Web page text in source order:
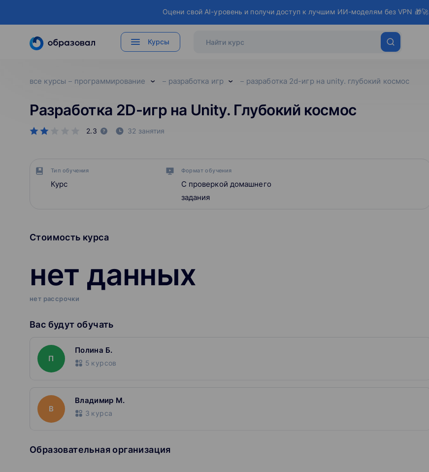
Оцени свой AI-уровень и получи доступ к лучшим ИИ-моделям без VPN 🎁🚀
Курсы
все курсы программирование разработка игр разработка 2d-игр на unity. глубокий космос
Разработка 2D-игр на Unity. Глубокий космос
2.3 32 занятия
Тип обучения
Курс
Формат обучения
С проверкой домашнего
задания
Стоимость курса
нет данных
нет рассрочки
Вас будут обучать
П
Полина Б.
5 курсов
В
Владимир М.
3 курса
Образовательная организация